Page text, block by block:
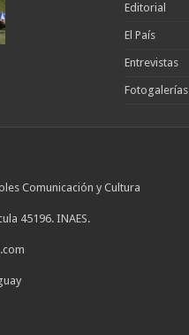
Editorial
El País
Entrevistas
Fotogalerías
Comunicación y Cultura
45196. INAES.